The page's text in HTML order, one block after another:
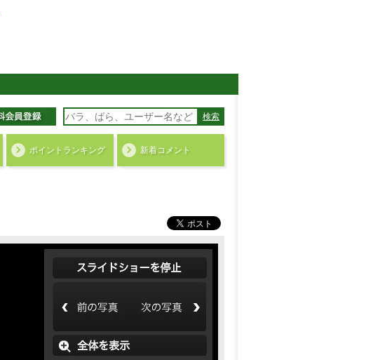
検索
ポイント ランキング 新着コメント